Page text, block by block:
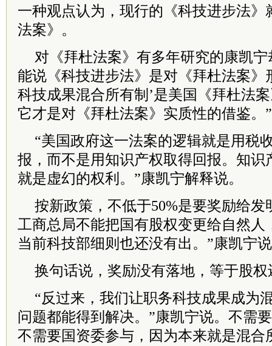
一种观点认为，现行的《科技进步法》
法案》。
对《拜杜法案》有多年研究的康凯
能说《科技进步法》是对《拜杜法案》
科技成果混合所有制’是美国《拜杜法
它才是对《拜杜法案》实质性的借鉴。”
“美国政府这一法案的逻辑就是用税
报，而不是用知识产权取得回报。知识
就是虚幻的权利。”康凯宁解释说。
按新政策，不低于50%是要奖励给发
工商总局不能把国有股权变更给自然人
当前科技部细则也还没有出。”康凯宁
换句话说，奖励没有落地，等于股
“反过来，我们让职务科技成果成为
问题都能得到解决。”康凯宁说。不需
不需要国资委参与，因为本来就是混合